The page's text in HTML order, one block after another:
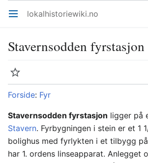
Åpne hovedmenyen lokalhistoriewiki.no
Stavernsodden fyrstasjon
Overvåk
Forside: Fyr
Stavernsodden fyrstasjon ligger på
Stavern. Fyrbygningen i stein er et 1
bolighus med fyrlykten i et tilbygg
har 1. ordens linseapparat. Anlegget